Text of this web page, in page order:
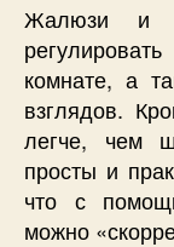
Жалюзи и
комнате, а
взглядов.
легче, чем
просты и
что с
можно